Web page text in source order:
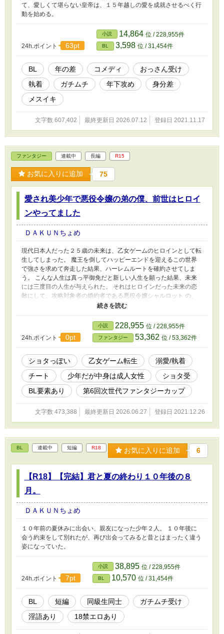
て、愛しくて堪らない皇帝は、１５年越しの愛を成就させるべく行
動を始める。
24h.ポイント 63pt
小説 14,864 位 / 228,955件
BL 3,598 位 / 31,454件
BL 年の差 コメディ
おっさん受け
執着
ガチムチ 年下攻め
身分差
メスイキ
文字数 607,402 最終更新日 2026.07.12 登録日 2021.11.17
ファンタジー 連載中 長編 R15
お気に入りに追加 75
愛され美少年で悪役令嬢の弟の僕、前世はヒロイ
ンやってました
ＤＡＫＵＮちょめ
現代日本人だった２５歳の未来は、乙女ゲームのヒロインとして転
生してしまった。 魔王を倒してハッピーエンドを迎えるこの世界
で強さを求めて奔走した結果、ハーレムルートを確約させてしま
う。 こんな人生は真っ平御免だと新しい人生を願った結果、未来
には三度目の人生が与えられた。 それはヒロインだった未来の恋
敵にして、攻略対象者の婚約者である悪役令嬢シャルロット の、
弟であるアヴニール。 可愛らしく幼い姉の幸せを見届けようと、
三度目の人生を少年として謳歌しようと決めたアヴニールだったの
だが、何やらヒロインでのハーレムルート確約時のステータスが継
続している様子で……。
24h.ポイント
0pt
小説 228,955 位 / 228,955件
ファンタジー 53,362 位 / 53,362件
ショタっぽい 乙女ゲーム転生
溺愛/執着
チート
少年だが中身は成人女性
ショタ受
BL要素あり
第6回次世代ファンタジーカップ
文字数 473,388 最終更新日 2026.06.27 登録日 2021.12.26
BL 連載中 短編 R18 お気に入りに追加 6
【R18】【完結】君と夏の終わり１０年後の８
月。
ＤＡＫＵＮちょめ
１０年前の夏休みに出会い、親友になった少年２人。 １０年後に
会う約束をして別れたが、再び出会ってみると昔とはまったく違う
姿になっていた。
24h.ポイント 7pt
小説 38,895 位 / 228,955件
BL 10,570 位 / 31,454件
BL 短編 同級生同士
ガチムチ受け
淫語あり
18禁エロあり